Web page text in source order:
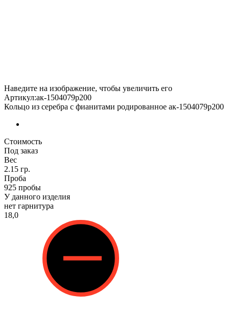
Наведите на изображение, чтобы увеличить его
Артикул:ак-1504079р200
Кольцо из серебра с фианитами родированное ак-1504079р200
Стоимость
Под заказ
Вес
2.15 гр.
Проба
925 пробы
У данного изделия
нет гарнитура
18,0